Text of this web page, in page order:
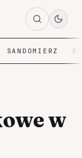
SANDOMIERZ
w